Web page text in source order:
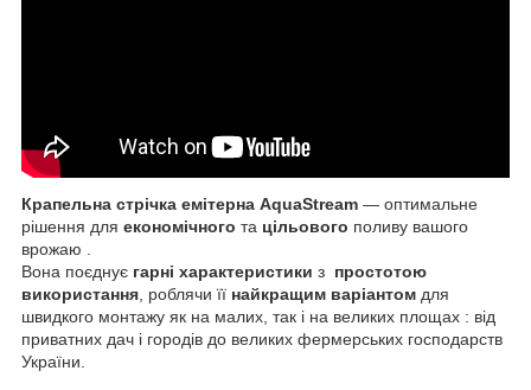
Крапельна стрічка емітерна AquaStream — оптимальне
рішення для економічного та цільового поливу вашого
врожаю .
Вона поєднує гарні характеристики з простотою
використання , роблячи її найкращим варіантом для
швидкого монтажу як на малих, так і на великих площах : від
приватних дач і городів до великих фермерських господарств
України.